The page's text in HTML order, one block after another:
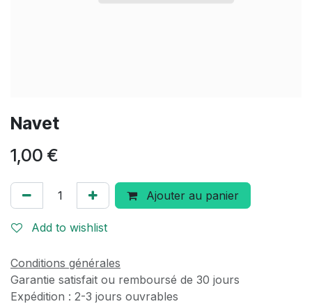
Navet
1,00 €
Ajouter au panier
Add to wishlist
Conditions générales
Garantie satisfait ou remboursé de 30 jours
Expédition : 2-3 jours ouvrables